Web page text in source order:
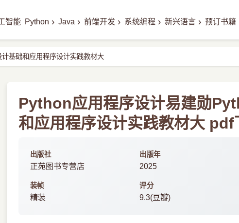
智能 Python › Java › 前端开发 › 系统编程 › 新兴语言 › 预订书籍
基础和应用程序设计实践教材大
Python应用程序设计易建勋
和应用程序设计实践教材大 pdf
出版社
正苑图书专营店
出版年
2025
装帧
精装
评分
9.3(豆瓣)